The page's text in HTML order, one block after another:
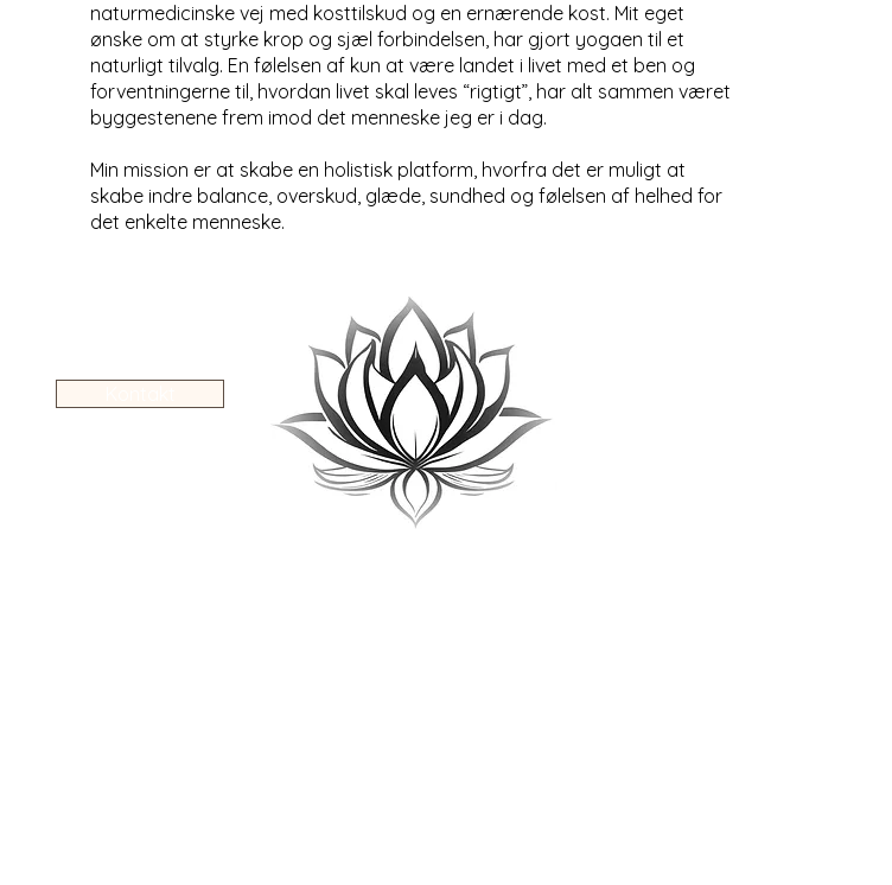
naturmedicinske vej med kosttilskud og en ernærende kost. Mit eget
ønske om at styrke krop og sjæl forbindelsen, har gjort yogaen til et
naturligt tilvalg. En følelsen af kun at være landet i livet med et ben og
forventningerne til, hvordan livet skal leves “rigtigt”, har alt sammen været
byggestenene frem imod det menneske jeg er i dag.
Min mission er at skabe en holistisk platform, hvorfra det er muligt at
skabe indre balance, overskud, glæde, sundhed og følelsen af helhed for
det enkelte menneske.